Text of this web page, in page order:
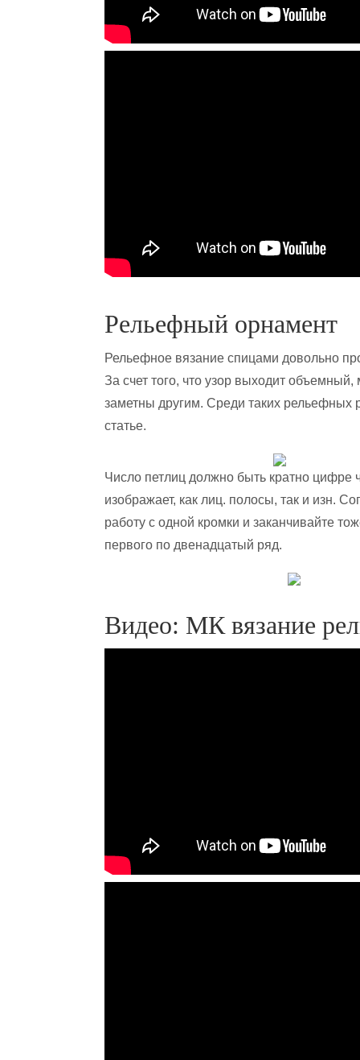
Рельефный орнамент
Рельефное вязание спицами довольно
За счет того, что узор выходит
заметны другим. Среди таких рельефных
статье.
Число петлиц должно быть кратно
изображает, как лиц. полосы, так и изн.
работу с одной кромки и заканчивайте
первого по двенадцатый ряд.
Видео: МК вязание